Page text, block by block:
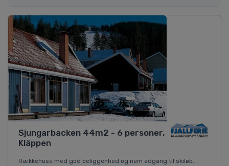
Sjungarbacken 44m2 - 6 personer,
Kläppen
Rækkehuse med god beliggenhed og nem adgang til skiløb.